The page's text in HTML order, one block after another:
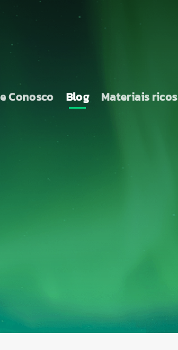
Conosco Blog Materiais ricos